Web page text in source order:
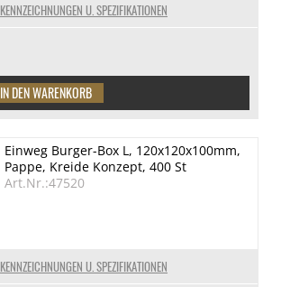
KENNZEICHNUNGEN U. SPEZIFIKATIONEN
KENNZEICHNUNGEN U. SPEZIFIKATIONEN
Einweg Burger-Box L, 120x120x100mm,
Pappe, Kreide Konzept, 400 St
Art.Nr.:47520